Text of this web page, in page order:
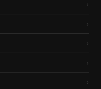
›
›
›
›
›